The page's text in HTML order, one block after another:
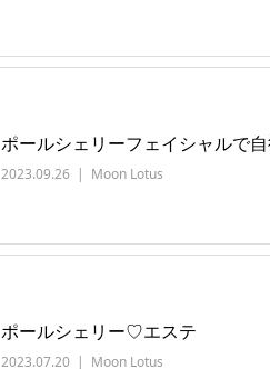
ポールシェリーフェイシャルで自
2023.09.26 Moon Lotus
ポールシェリー♡エステ
2023.07.20 Moon Lotus